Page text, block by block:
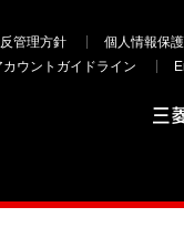
管理方針 個人情報保
ウントガイドライン
三